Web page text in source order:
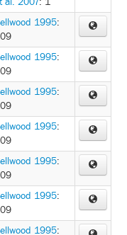
1995:
1995:
1995:
1995:
1995:
1995:
1995: